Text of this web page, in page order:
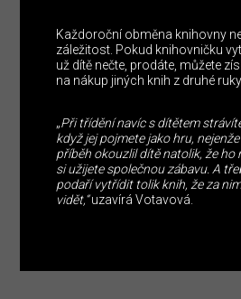
Každoroční obměna knihovny
záležitost. Pokud knihovničku
už dítě nečte, prodáte, můžete
na nákup jiných knih z druhé ruky.
„Při třídění navíc s dítětem
když jej pojmete jako hru,
příběh okouzlil dítě natolik, že ho
si užijete společnou zábavu. A
podaří vytřídit tolik knih, že za
vidět,“uzavírá Votavová.